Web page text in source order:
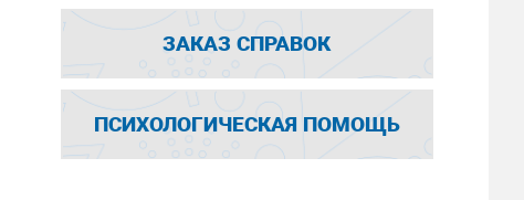
ЗАКАЗ СПРАВОК
ПСИХОЛОГИЧЕСКАЯ ПОМОЩЬ